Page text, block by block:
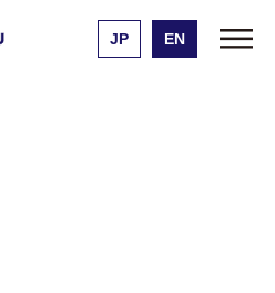
JP EN